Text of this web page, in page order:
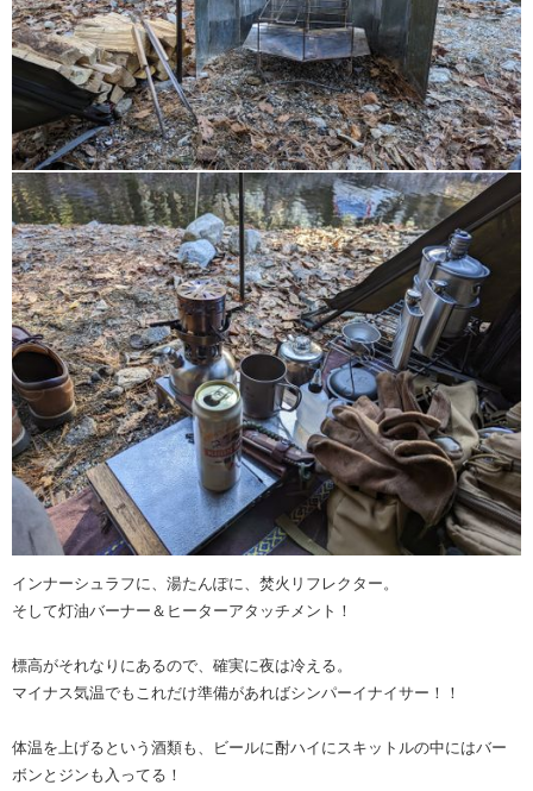
インナーシュラフに、湯たんぽに、焚火リフレクター。
そして灯油バーナー＆ヒーターアタッチメント！
標高がそれなりにあるので、確実に夜は冷える。
マイナス気温でもこれだけ準備があればシンパーイナイサー！！
体温を上げるという酒類も、ビールに酎ハイにスキットルの中にはバー
ボンとジンも入ってる！